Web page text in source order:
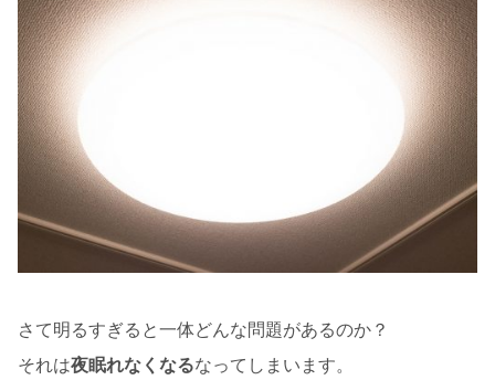
さて明るすぎると一体どんな問題があるのか？
それは夜眠れなくなるなってしまいます。